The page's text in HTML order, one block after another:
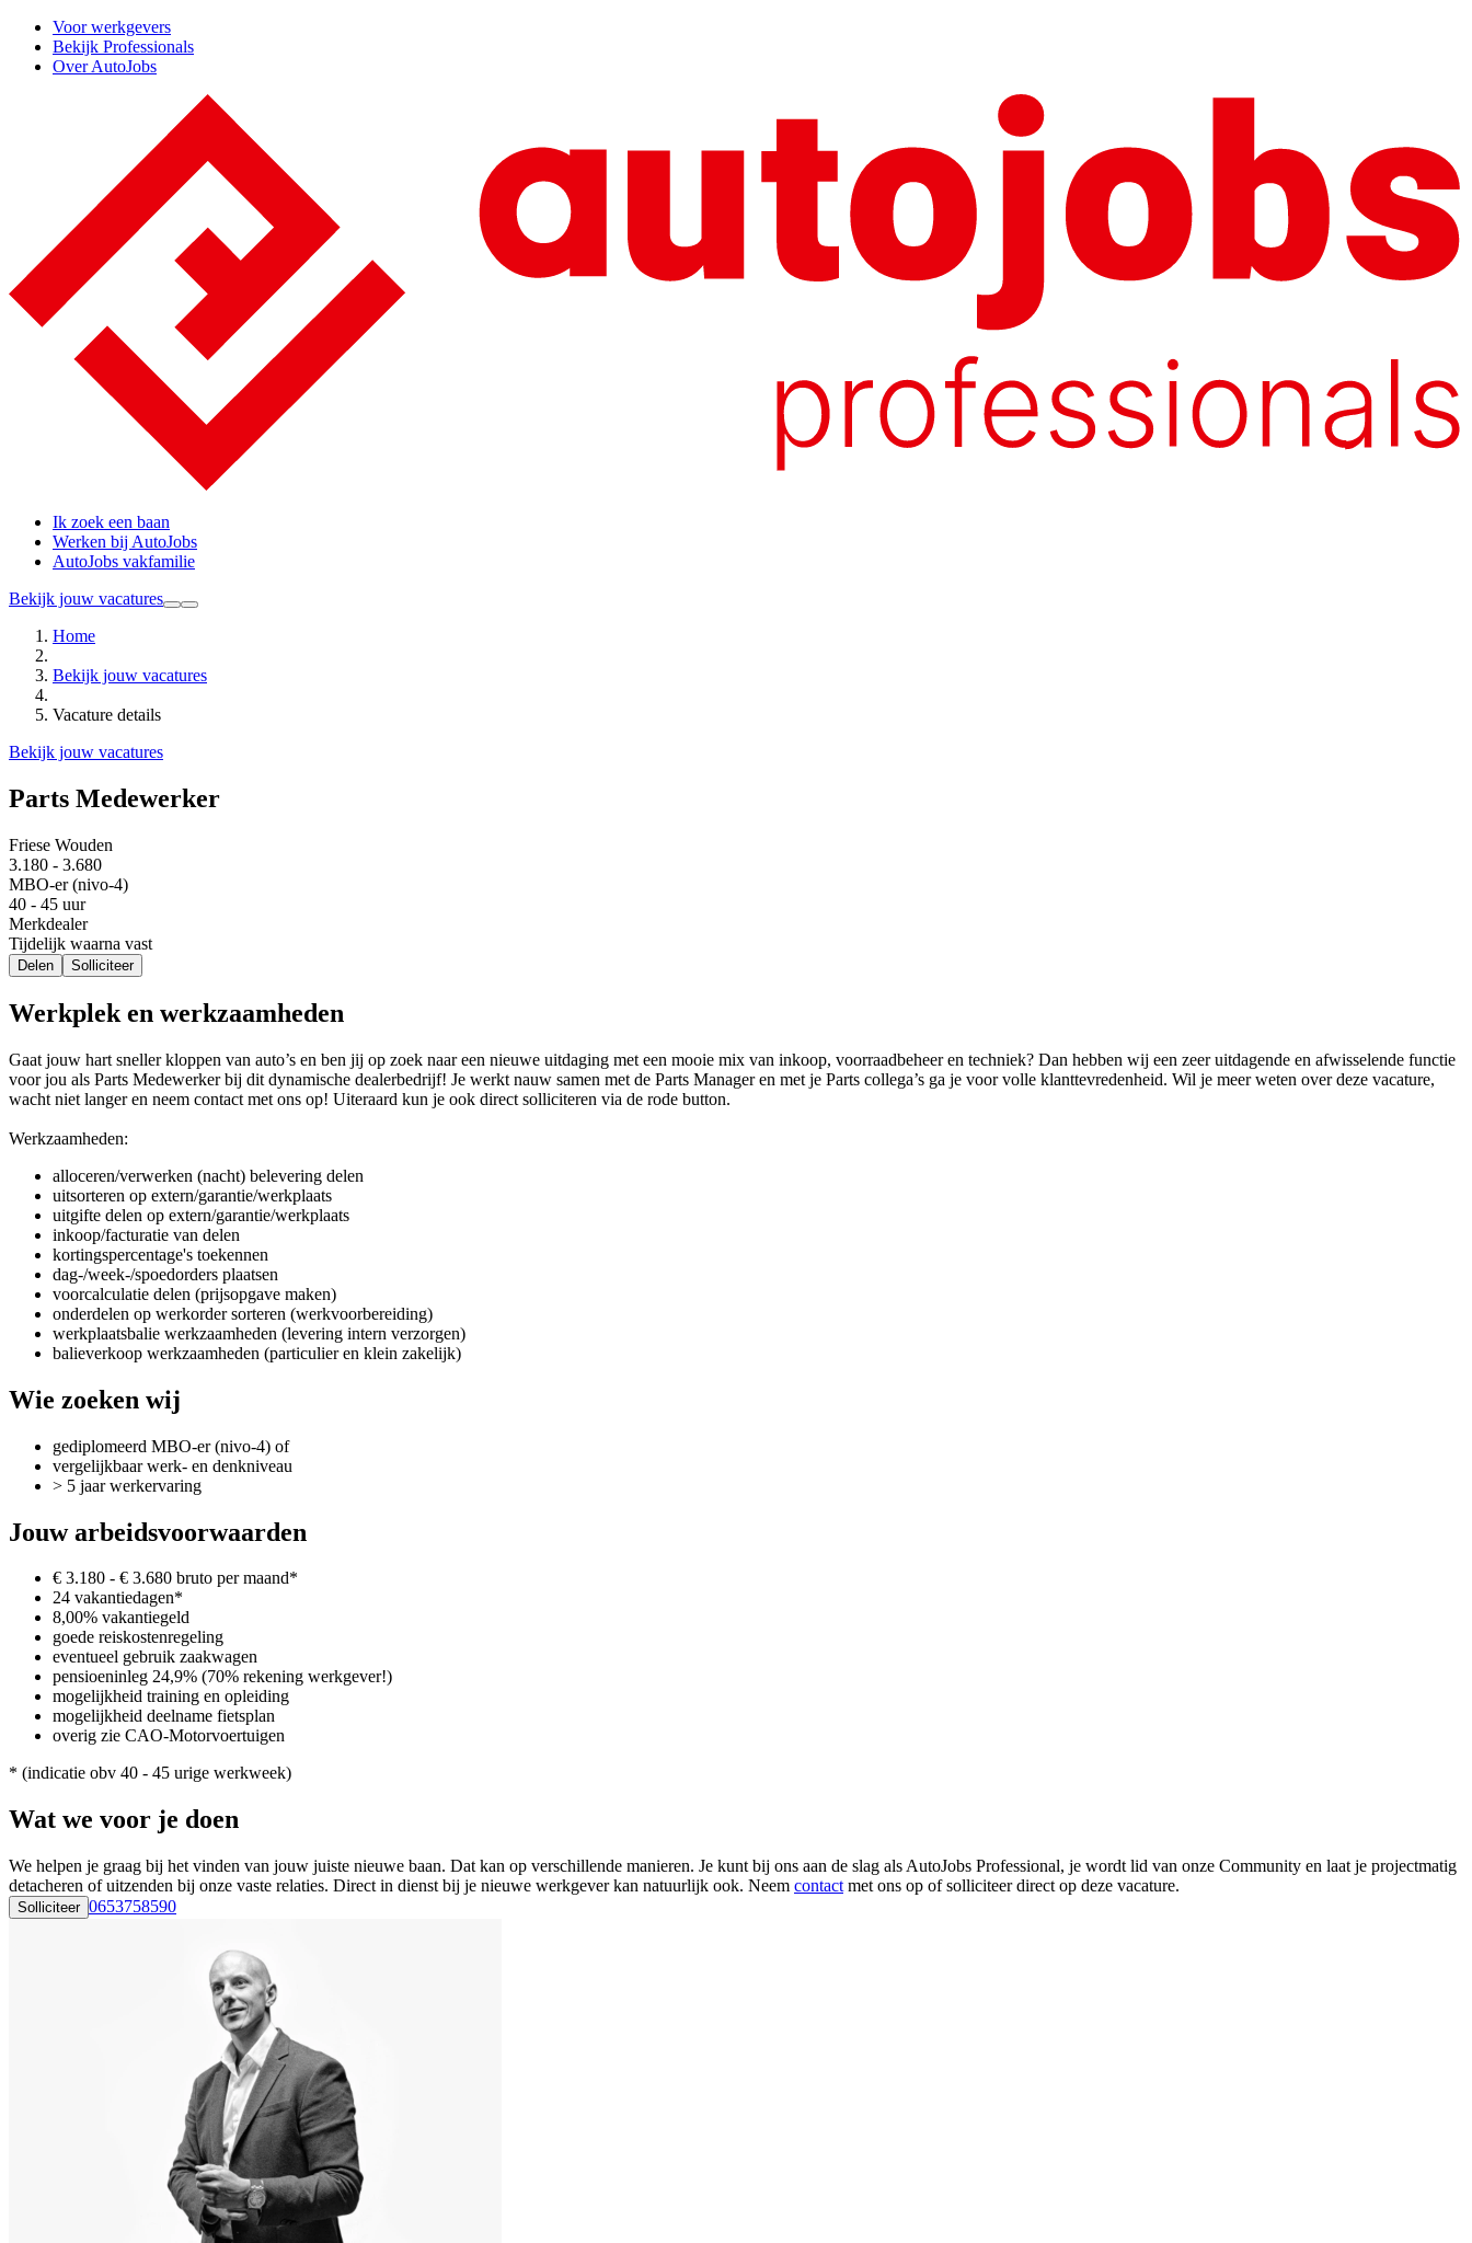
Voor werkgevers
Bekijk Professionals
Over AutoJobs
Ik zoek een baan
Werken bij AutoJobs
AutoJobs vakfamilie
Bekijk jouw vacatures
Home
Bekijk jouw vacatures
Vacature details
Bekijk jouw vacatures
Parts Medewerker
Friese Wouden
3.180 - 3.680
MBO-er (nivo-4)
40 - 45 uur
Merkdealer
Tijdelijk waarna vast
Delen Solliciteer
Werkplek en werkzaamheden
Gaat jouw hart sneller kloppen van auto’s en ben jij op zoek naar een nieuwe uitdaging met een mooie mix van inkoop, voorraadbeheer en techniek? Dan hebben wij een zeer uitdagende en afwisselende functie
voor jou als Parts Medewerker bij dit dynamische dealerbedrijf! Je werkt nauw samen met de Parts Manager en met je Parts collega’s ga je voor volle klanttevredenheid. Wil je meer weten over deze vacature,
wacht niet langer en neem contact met ons op! Uiteraard kun je ook direct solliciteren via de rode button.
Werkzaamheden:
alloceren/verwerken (nacht) belevering delen
uitsorteren op extern/garantie/werkplaats
uitgifte delen op extern/garantie/werkplaats
inkoop/facturatie van delen
kortingspercentage's toekennen
dag-/week-/spoedorders plaatsen
voorcalculatie delen (prijsopgave maken)
onderdelen op werkorder sorteren (werkvoorbereiding)
werkplaatsbalie werkzaamheden (levering intern verzorgen)
balieverkoop werkzaamheden (particulier en klein zakelijk)
Wie zoeken wij
gediplomeerd MBO-er (nivo-4) of
vergelijkbaar werk- en denkniveau
> 5 jaar werkervaring
Jouw arbeidsvoorwaarden
€ 3.180 - € 3.680 bruto per maand*
24 vakantiedagen*
8,00% vakantiegeld
goede reiskostenregeling
eventueel gebruik zaakwagen
pensioeninleg 24,9% (70% rekening werkgever!)
mogelijkheid training en opleiding
mogelijkheid deelname fietsplan
overig zie CAO-Motorvoertuigen
* (indicatie obv 40 - 45 urige werkweek)
Wat we voor je doen
We helpen je graag bij het vinden van jouw juiste nieuwe baan. Dat kan op verschillende manieren. Je kunt bij ons aan de slag als AutoJobs Professional, je wordt lid van onze Community en laat je projectmatig
detacheren of uitzenden bij onze vaste relaties. Direct in dienst bij je nieuwe werkgever kan natuurlijk ook. Neem contact met ons op of solliciteer direct op deze vacature.
Solliciteer 0653758590